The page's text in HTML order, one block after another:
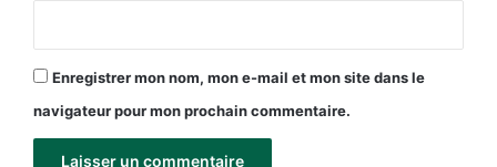
Enregistrer mon nom, mon e-mail et mon site dans le
navigateur pour mon prochain commentaire.